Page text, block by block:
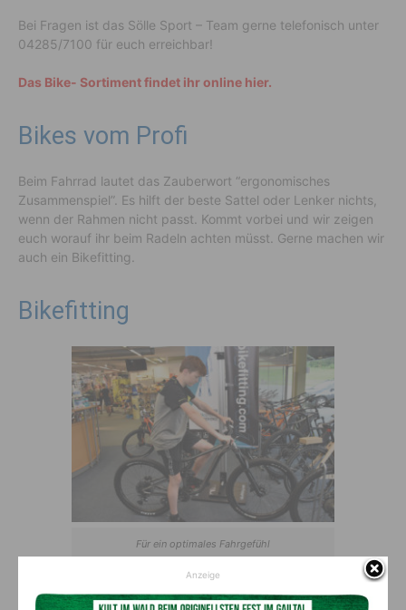
Bei Fragen ist das Sölle Sport – Team gerne telefonisch unter
04285/7100 für euch erreichbar!
Das Bike- Sortiment findet ihr online hier.
Bikes vom Profi
Beim Fahrrad lautet das Zauberwort “ergonomisches
Zusammenspiel”. Es hilft der beste Sattel oder Lenker nichts,
wenn der Rahmen nicht passt. Kommt vorbei und wir zeigen
euch worauf ihr beim Radeln achten müsst. Gerne machen wir
auch ein Bikefitting.
Bikefitting
Für ein optimales Fahrgefühl
Sölle Sport ist Teil des bikefitting.com-Händlernetzes und
Anzeige